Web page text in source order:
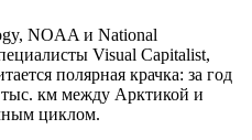
NOAA и National
Visual Capitalist,
полярная крачка: за год
тыс. км между Арктикой и
циклом.